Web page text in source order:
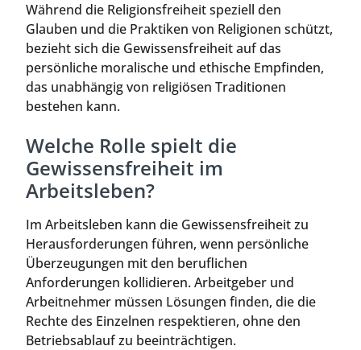
Während die Religionsfreiheit speziell den
Glauben und die Praktiken von Religionen schützt,
bezieht sich die Gewissensfreiheit auf das
persönliche moralische und ethische Empfinden,
das unabhängig von religiösen Traditionen
bestehen kann.
Welche Rolle spielt die
Gewissensfreiheit im
Arbeitsleben?
Im Arbeitsleben kann die Gewissensfreiheit zu
Herausforderungen führen, wenn persönliche
Überzeugungen mit den beruflichen
Anforderungen kollidieren. Arbeitgeber und
Arbeitnehmer müssen Lösungen finden, die die
Rechte des Einzelnen respektieren, ohne den
Betriebsablauf zu beeinträchtigen.